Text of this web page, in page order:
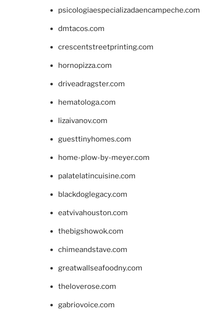
psicologiaespecializadaencampeche.com
dmtacos.com
crescentstreetprinting.com
hornopizza.com
driveadragster.com
hematologa.com
lizaivanov.com
guesttinyhomes.com
home-plow-by-meyer.com
palatelatincuisine.com
blackdoglegacy.com
eatvivahouston.com
thebigshowok.com
chimeandstave.com
greatwallseafoodny.com
theloverose.com
gabriovoice.com